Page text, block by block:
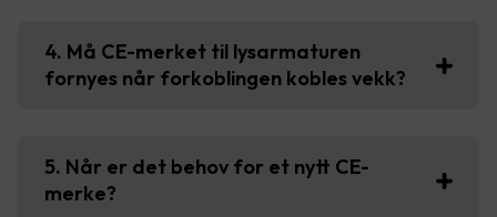
4. Må CE-merket til lysarmaturen
fornyes når forkoblingen kobles vekk?
5. Når er det behov for et nytt CE-
merke?